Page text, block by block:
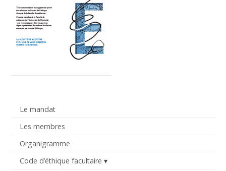
Le mandat
Les membres
Organigramme
Code d’éthique facultaire